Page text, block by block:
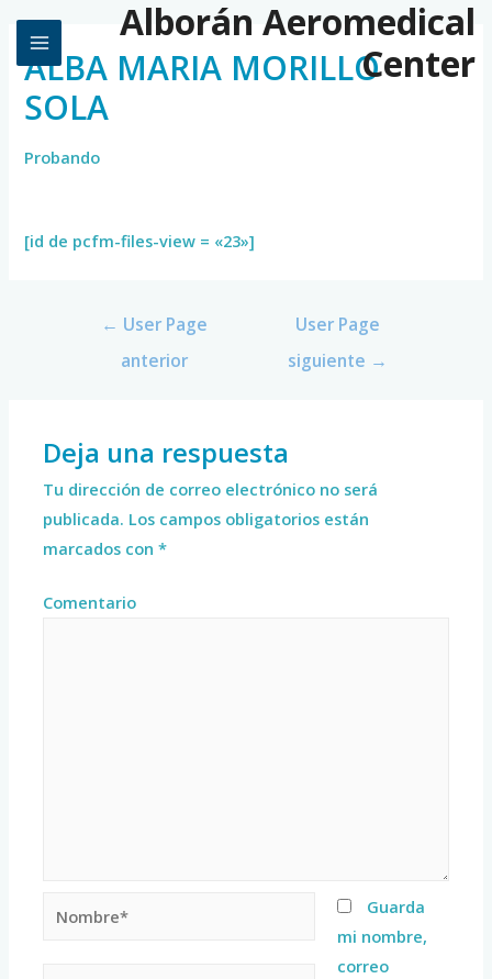
Alborán Aeromedical
Center
ALBA MARIA MORILLO
SOLA
Probando
[id de pcfm-files-view = «23»]
← User Page
anterior
User Page
siguiente →
Deja una respuesta
Tu dirección de correo electrónico no será
publicada. Los campos obligatorios están
marcados con*
Comentario
Guarda
mi nombre,
correo